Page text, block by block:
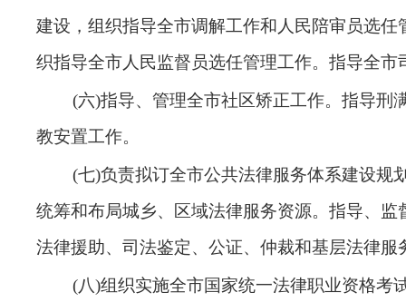
建设，组织指导全市调解工作和人民陪审员选任
织指导全市人民监督员选任管理工作。指导全市
(六)指导、管理全市社区矫正工作。指导刑
教安置工作。
(七)负责拟订全市公共法律服务体系建设规
统筹和布局城乡、区域法律服务资源。指导、监
法律援助、司法鉴定、公证、仲裁和基层法律服
(八)组织实施全市国家统一法律职业资格考